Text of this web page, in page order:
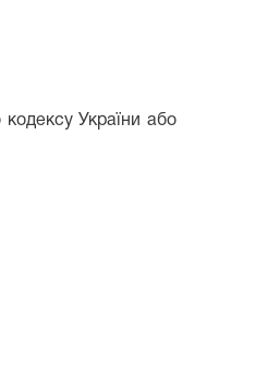
України або